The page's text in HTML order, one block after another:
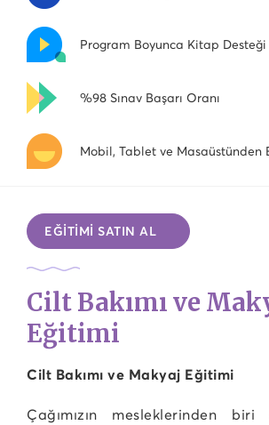
Program Boyunca Kitap Desteği
%98 Sınav Başarı Oranı
Mobil, Tablet ve Masaüstünden
EĞİTİMİ SATIN AL
Cilt Bakımı ve
Eğitimi
Cilt Bakımı ve Makyaj Eğitimi
Çağımızın mesleklerinden